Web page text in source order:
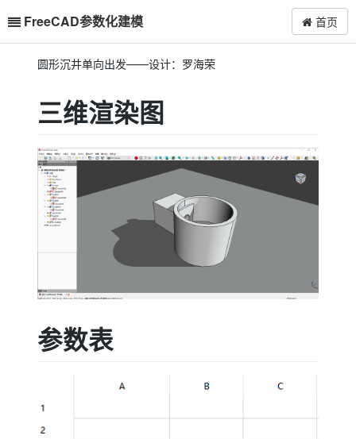
FreeCAD参数化建模 首页
圆形沉井单向出发——设计：罗海荣
三维渲染图
参数表